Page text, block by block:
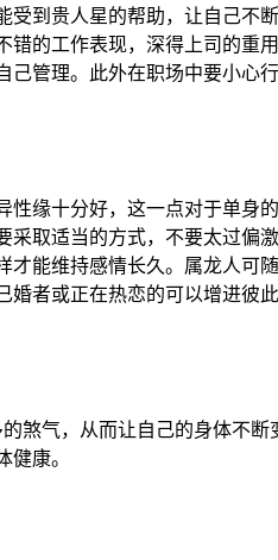
贵人星的帮助，让自己不
的工作表现，深得上司的
管理。此外在职场中要小心
十分好，这一点对于单身
取适当的方式，不要太过
能维持感情长久。属龙人可
者或正在热恋的可以增进彼此
气，从而让自己的身体不
康。